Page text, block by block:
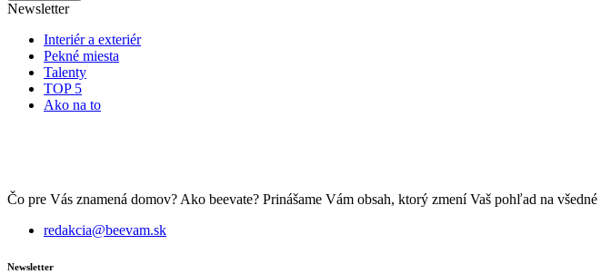
Newsletter
Interiér a exteriér
Pekné miesta
Talenty
TOP 5
Ako na to
Čo pre Vás znamená domov? Ako beevate? Prinášame Vám obsah, ktorý zmení Vaš pohľad na
redakcia@beevam.sk
Newsletter